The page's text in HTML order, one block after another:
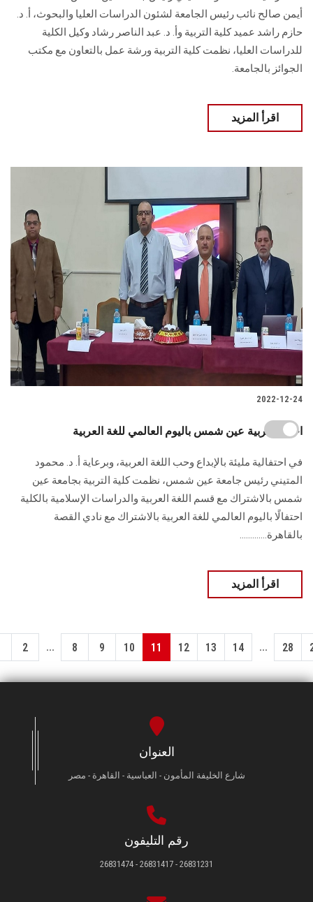
أيمن صالح نائب رئيس الجامعة لشئون الدراسات العليا والبحوث، أ. د.
حازم راشد عميد كلية التربية وأ. د. عبد الناصر رشاد وكيل الكلية
للدراسات العليا، نظمت كلية التربية ورشة عمل بالتعاون مع مكتب
الجوائز بالجامعة.
اقرأ المزيد
2022-12-24
احتفال تربية عين شمس باليوم العالمي للغة العربية
في احتفالية مليئة بالإبداع وحب اللغة العربية، وبرعاية أ. د. محمود
المتيني رئيس جامعة عين شمس، نظمت كلية التربية بجامعة عين
شمس بالاشتراك مع قسم اللغة العربية والدراسات الإسلامية بالكلية
احتفالًا باليوم العالمي للغة العربية بالاشتراك مع نادي القصة
بالقاهرة.............
اقرأ المزيد
2 ... 8 9 10 11 12 13 14 ... 28
العنوان
شارع الخليفة المأمون - العباسية - القاهرة - مصر
رقم التليفون
26831231 - 26831417 - 26831474